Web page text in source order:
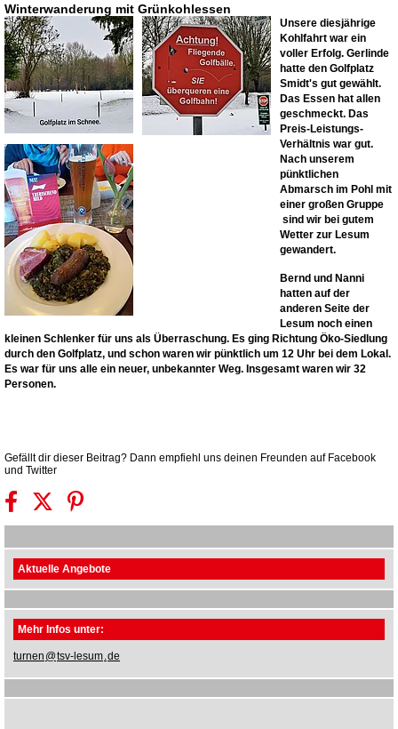
Winterwanderung mit Grünkohlessen
Unsere diesjährige
Kohlfahrt war ein
voller Erfolg. Gerlinde
hatte den Golfplatz
Smidt's gut gewählt.
Das Essen hat allen
geschmeckt. Das
Preis-Leistungs-
Verhältnis war gut.
Nach unserem
pünktlichen
Abmarsch im Pohl mit
einer großen Gruppe
sind wir bei gutem
Wetter zur Lesum
gewandert.
Bernd und Nanni
hatten auf der
anderen Seite der
Lesum noch einen
kleinen Schlenker für uns als Überraschung. Es ging Richtung Öko-Siedlung
durch den Golfplatz, und schon waren wir pünktlich um 12 Uhr bei dem Lokal.
Es war für uns alle ein neuer, unbekannter Weg. Insgesamt waren wir 32
Personen.
Gefällt dir dieser Beitrag? Dann empfiehl uns deinen Freunden auf Facebook
und Twitter
Aktuelle Angebote
Mehr Infos unter:
turnen @tsv-lesum de